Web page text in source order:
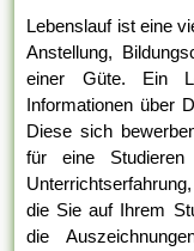
Lebenslauf ist eine
Anstellung,
einer Güte. Ein
Informationen über
Diese sich
für eine
die Sie auf Ihrem
die